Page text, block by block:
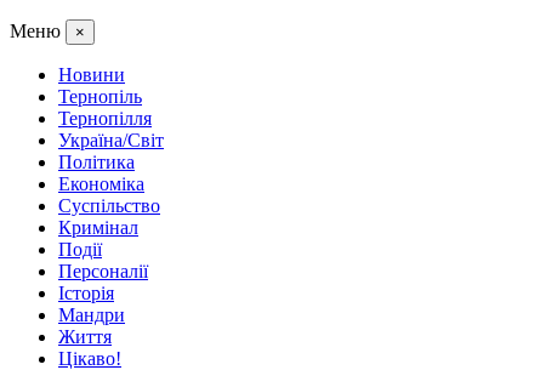
Меню ×
Новини
Тернопіль
Тернопілля
Україна/Світ
Політика
Економіка
Суспільство
Кримінал
Події
Персоналії
Історія
Мандри
Життя
Цікаво!